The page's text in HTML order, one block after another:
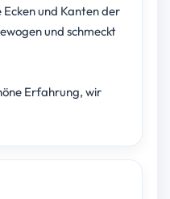
und Kanten der
und schmeckt
Erfahrung, wir